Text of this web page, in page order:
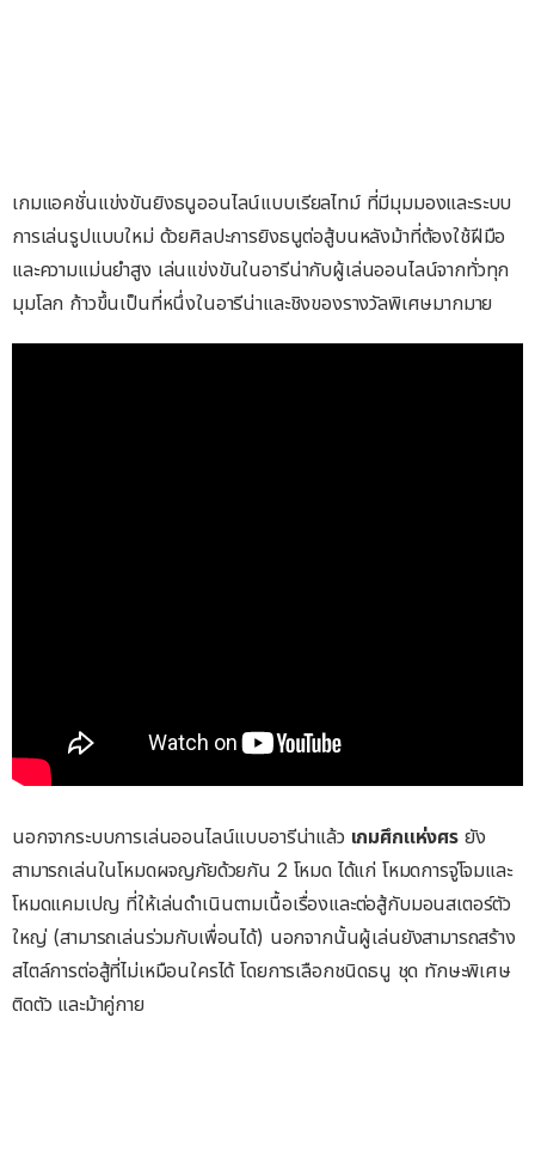
เกมแอคชั่นแข่งขันยิงธนูออนไลน์แบบเรียลไทม์ ที่มีมุมมองและระบบ
การเล่นรูปแบบใหม่ ด้วยศิลปะการยิงธนูต่อสู้บนหลังม้าที่ต้องใช้ฝีมือ
และความแม่นยำสูง เล่นแข่งขันในอารีน่ากับผู้เล่นออนไลน์จากทั่วทุก
มุมโลก ก้าวขึ้นเป็นที่หนึ่งในอารีน่าและชิงของรางวัลพิเศษมากมาย
นอกจากระบบการเล่นออนไลน์แบบอารีน่าแล้ว เกมศึกแห่งศรยัง
สามารถเล่นในโหมดผจญภัยด้วยกัน 2 โหมด ได้แก่ โหมดการจู่โจมและ
โหมดแคมเปญ ที่ให้เล่นดำเนินตามเนื้อเรื่องและต่อสู้กับมอนสเตอร์ตัว
ใหญ่ (สามารถเล่นร่วมกับเพื่อนได้) นอกจากนั้นผู้เล่นยังสามารถสร้าง
สไตล์การต่อสู้ที่ไม่เหมือนใครได้ โดยการเลือกชนิดธนู ชุด ทักษะพิเศษ
ติดตัว และม้าคู่กาย